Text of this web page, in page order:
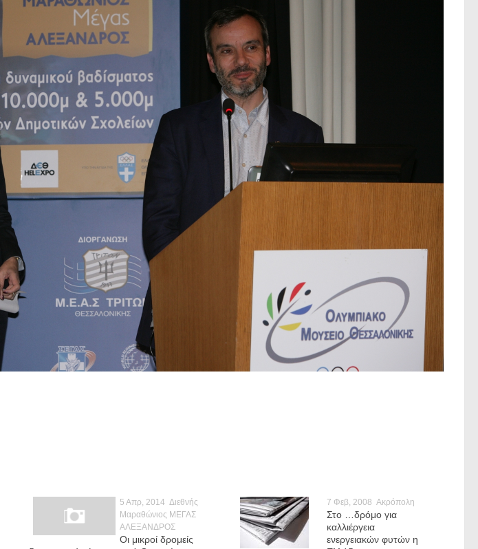
5 Απρ, 2014 Διεθνής
Μαραθώνιος ΜΕΓΑΣ
ΑΛΕΞΑΝΔΡΟΣ
Οι μικροί δρομείς
7 Φεβ, 2008 Ακρόπολη
Στο …δρόμο για
καλλιέργεια
ενεργειακών φυτών η